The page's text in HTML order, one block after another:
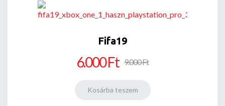
Fifa19
6.000 Ft 9.000 Ft